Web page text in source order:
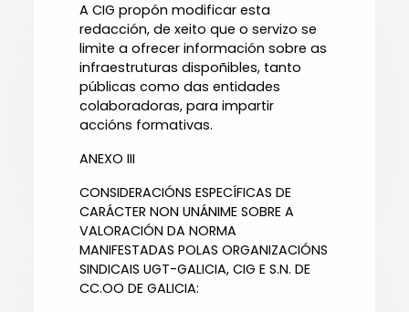
A CIG propón modificar esta
redacción, de xeito que o servizo se
limite a ofrecer información sobre as
infraestruturas dispoñibles, tanto
públicas como das entidades
colaboradoras, para impartir
accións formativas.
ANEXO III
CONSIDERACIÓNS ESPECÍFICAS DE
CARÁCTER NON UNÁNIME SOBRE A
VALORACIÓN DA NORMA
MANIFESTADAS POLAS ORGANIZACIÓNS
SINDICAIS UGT-GALICIA, CIG E S.N. DE
CC.OO DE GALICIA: